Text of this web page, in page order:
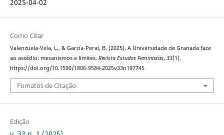
2025-04-02
Como Citar
Valenzuela-Vela, L., & García-Peral, B. (2025). A Universidade de Granada face
ao assédio: mecanismos e limites. Revista Estudos Feministas, 33(1).
https://doi.org/10.1590/1806-9584-2025v33n197745
Fomatos de Citação
Edição